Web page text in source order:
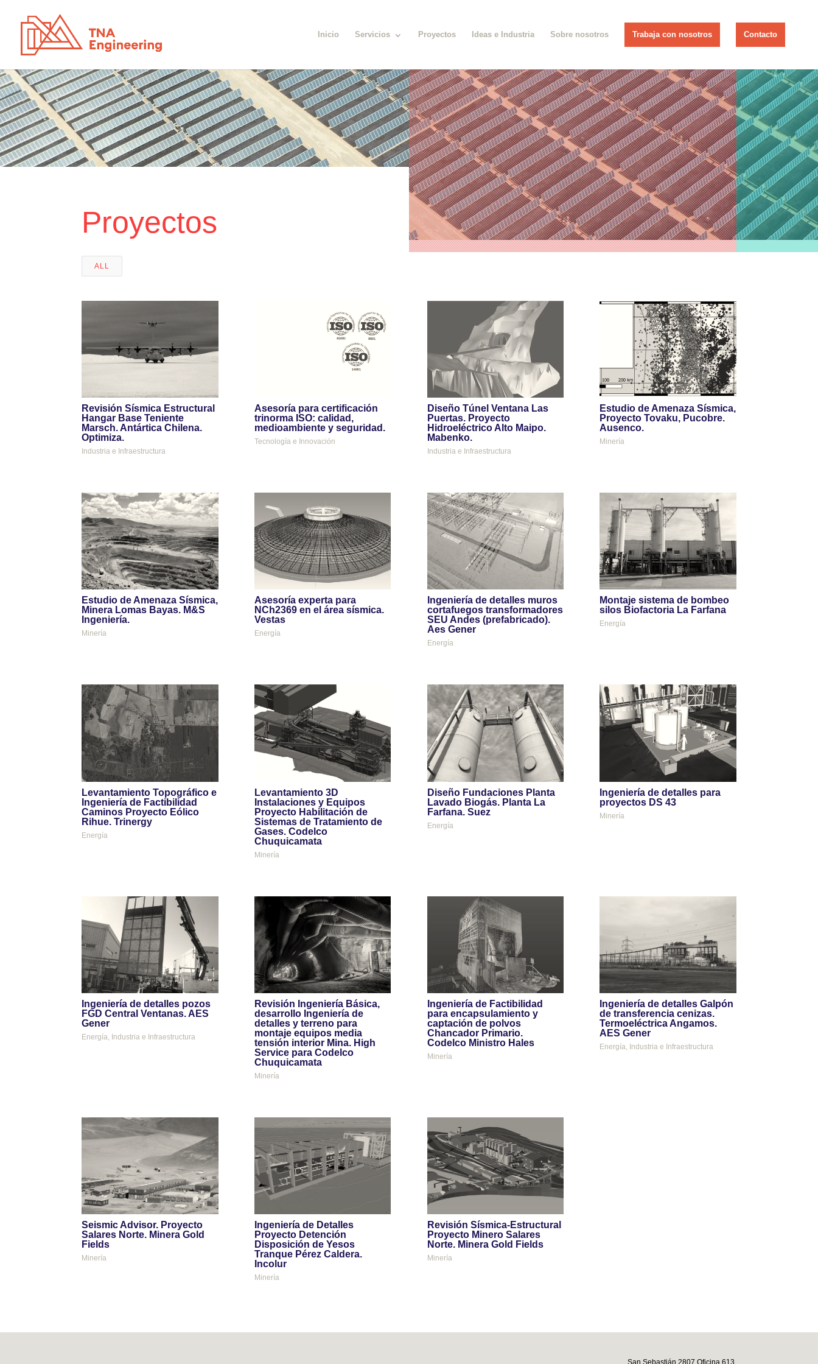
Inicio Servicios Proyectos Ideas e Industria Sobre nosotros Trabaja con nosotros Contacto
Proyectos
ALL
Revisión Sísmica Estructural
Hangar Base Teniente
Marsch. Antártica Chilena.
Optimiza.
Industria e Infraestructura
Asesoría para certificación
trinorma ISO: calidad,
medioambiente y seguridad.
Tecnología e Innovación
Diseño Túnel Ventana Las
Puertas. Proyecto
Hidroeléctrico Alto Maipo.
Mabenko.
Industria e Infraestructura
Estudio de Amenaza Sísmica,
Proyecto Tovaku, Pucobre.
Ausenco.
Minería
Estudio de Amenaza Sísmica,
Minera Lomas Bayas. M&S
Ingeniería.
Minería
Asesoría experta para
NCh2369 en el área sísmica.
Vestas
Energía
Ingeniería de detalles muros
cortafuegos transformadores
SEU Andes (prefabricado).
Aes Gener
Energía
Montaje sistema de bombeo
silos Biofactoria La Farfana
Energía
Levantamiento Topográfico e
Ingeniería de Factibilidad
Caminos Proyecto Eólico
Rihue. Trinergy
Energía
Levantamiento 3D
Instalaciones y Equipos
Proyecto Habilitación de
Sistemas de Tratamiento de
Gases. Codelco
Chuquicamata
Minería
Diseño Fundaciones Planta
Lavado Biogás. Planta La
Farfana. Suez
Energía
Ingeniería de detalles para
proyectos DS 43
Minería
Ingeniería de detalles pozos
FGD Central Ventanas. AES
Gener
Energía, Industria e Infraestructura
Revisión Ingeniería Básica,
desarrollo Ingeniería de
detalles y terreno para
montaje equipos media
tensión interior Mina. High
Service para Codelco
Chuquicamata
Minería
Ingeniería de Factibilidad
para encapsulamiento y
captación de polvos
Chancador Primario.
Codelco Ministro Hales
Minería
Ingeniería de detalles Galpón
de transferencia cenizas.
Termoeléctrica Angamos.
AES Gener
Energía, Industria e Infraestructura
Seismic Advisor. Proyecto
Salares Norte. Minera Gold
Fields
Minería
Ingeniería de Detalles
Proyecto Detención
Disposición de Yesos
Tranque Pérez Caldera.
Incolur
Minería
Revisión Sísmica-Estructural
Proyecto Minero Salares
Norte. Minera Gold Fields
Minería
San Sebastián 2807 Oficina 613,